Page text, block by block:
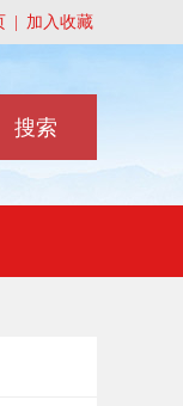
加入收藏
公众号
搜索